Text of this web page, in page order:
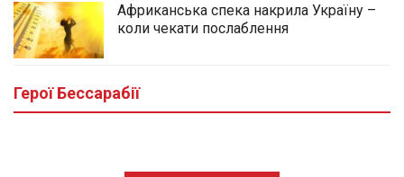
Африканська спека накрила Україну –
коли чекати послаблення
Герої Бессарабії
У центральному сквері Болграда
облаштовують Алею Слави полеглих
Героїв громади
03.08.2026